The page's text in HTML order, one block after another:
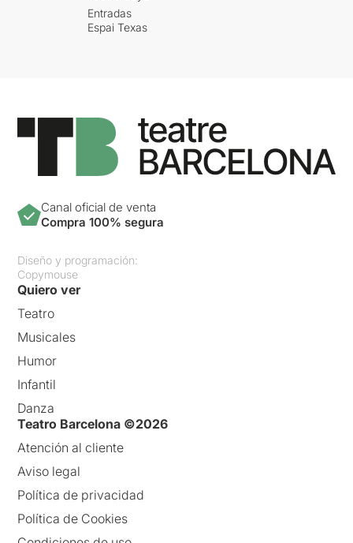
Entradas
Espai Texas
Canal oficial de venta
Compra 100% segura
Diseño y programación:
Copymouse
Quiero ver
Teatro
Musicales
Humor
Infantil
Danza
Teatro Barcelona ©2026
Atención al cliente
Aviso legal
Política de privacidad
Política de Cookies